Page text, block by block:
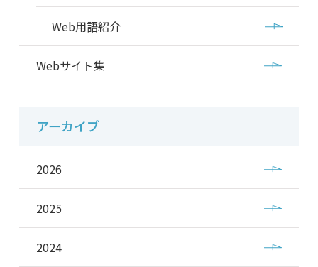
Web用語紹介
Webサイト集
アーカイブ
2026
2025
2024